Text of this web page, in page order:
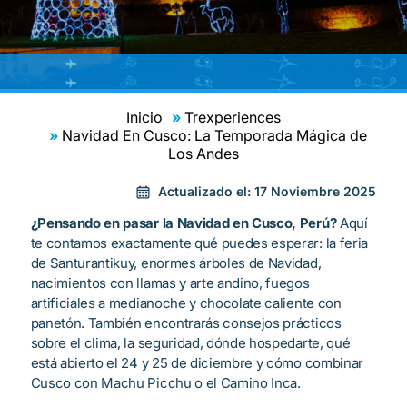
Inicio
Trexperiences
Navidad En Cusco: La Temporada Mágica de
Los Andes
Actualizado el:17 Noviembre 2025
¿Pensando en pasar la Navidad en Cusco, Perú?Aquí
te contamos exactamente qué puedes esperar: la feria
de Santurantikuy, enormes árboles de Navidad,
nacimientos con llamas y arte andino, fuegos
artificiales a medianoche y chocolate caliente con
panetón. También encontrarás consejos prácticos
sobre el clima, la seguridad, dónde hospedarte, qué
está abierto el 24 y 25 de diciembre y cómo combinar
Cusco con Machu Picchu o el Camino Inca.